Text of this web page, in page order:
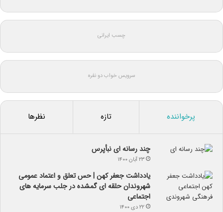
چسب ایرانی
سرویس خواب دو نفره
پرخواننده تازه نظرها
چند رسانه ای نبأپرس
۲۳ آبان ۱۴۰۰
یادداشت جعفر کهن | حس تعلق و اعتماد عمومی
شهروندان حلقه ای گمشده در جلب سرمایه های
اجتماعی
۲۲ دی ۱۴۰۰